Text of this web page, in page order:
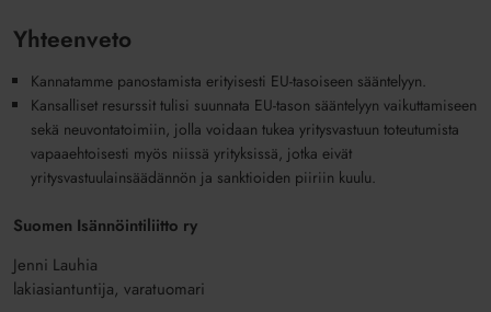
Yhteenveto
Kannatamme panostamista erityisesti EU-tasoiseen sääntelyyn.
Kansalliset resurssit tulisi suunnata EU-tason sääntelyyn vaikuttamiseen
sekä neuvontatoimiin, jolla voidaan tukea yritysvastuun toteutumista
vapaaehtoisesti myös niissä yrityksissä, jotka eivät
yritysvastuulainsäädännön ja sanktioiden piiriin kuulu.
Suomen Isännöintiliitto ry
Jenni Lauhia
lakiasiantuntija, varatuomari